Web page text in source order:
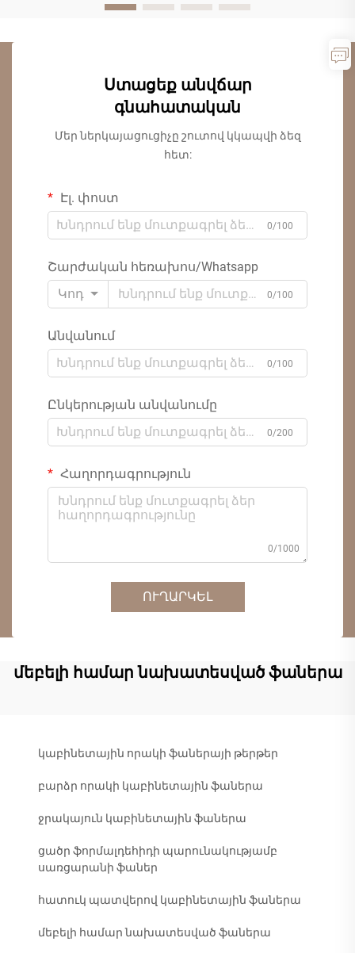
Ստացեք անվճար
գնահատական
Մեր ներկայացուցիչը շուտով կկապվի ձեզ
հետ:
Էլ. փոստ
0/100
Շարժական հեռախոս/Whatsapp
Կոդ
0/100
Անվանում
0/100
Ընկերության անվանումը
0/200
Հաղորդագրություն
0/1000
ՈՒՂԱՐԿԵԼ
մեբելի համար նախատեսված ֆաներա
կաբինետային որակի ֆաներայի թերթեր
բարձր որակի կաբինետային ֆաներա
ջրակայուն կաբինետային ֆաներա
ցածր ֆորմալդեհիդի պարունակությամբ
սառցարանի ֆաներ
հատուկ պատվերով կաբինետային ֆաներա
մեբելի համար նախատեսված ֆաներա